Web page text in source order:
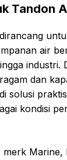
Tandon
dirancang
air
industri.
dan
solusi
kondisi
merk Marine,